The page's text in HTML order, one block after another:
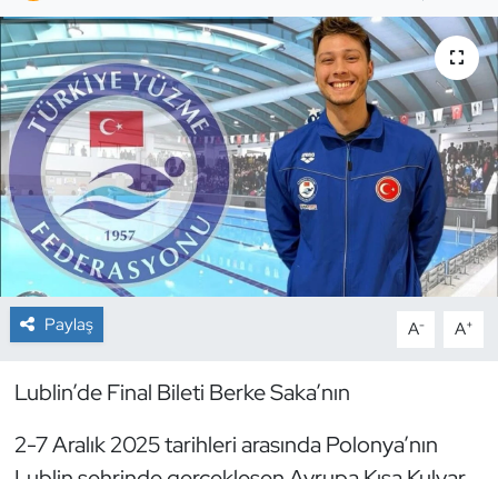
Paylaş A- A+
Lublin’de Final Bileti Berke Saka’nın
2-7 Aralık 2025 tarihleri arasında Polonya’nın
Buz Hokeyi
Buz Pateni
Çim Hokeyi
Cimnastik
Curling
Dağcılık